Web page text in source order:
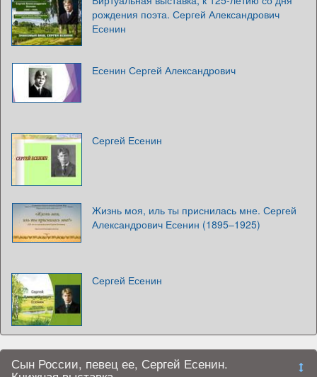
рождения поэта. Сергей Александрович
Есенин
Есенин Сергей Александрович
Сергей Есенин
Жизнь моя, иль ты приснилась мне. Сергей
Александрович Есенин (1895–1925)
Сергей Есенин
Сын России, певец ее, Сергей Есенин.